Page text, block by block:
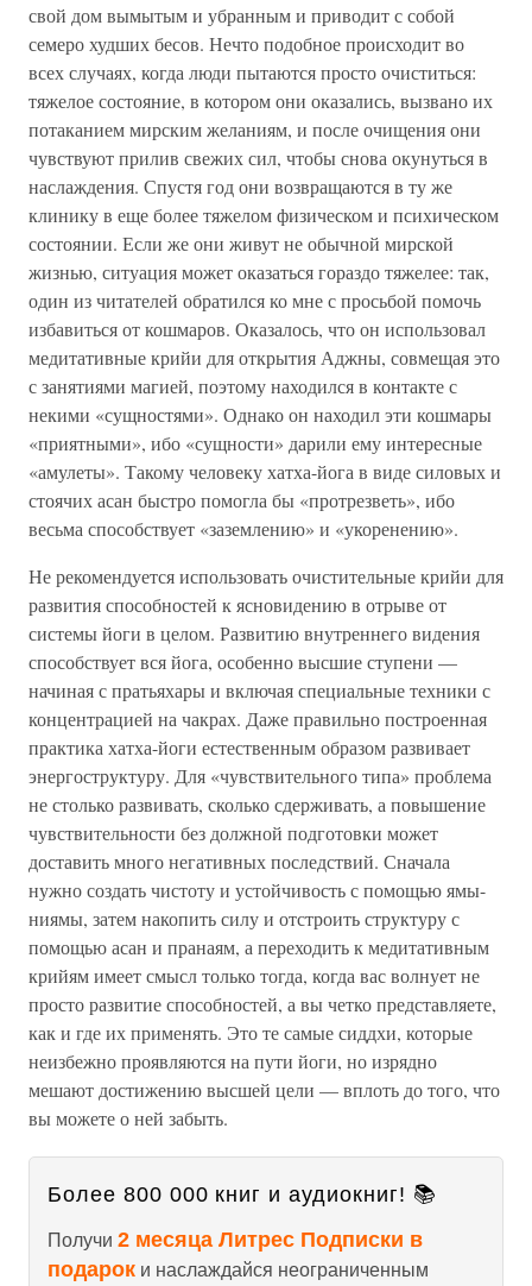
свой дом вымытым и убранным и приводит с собой
семеро худших бесов. Нечто подобное происходит во
всех случаях, когда люди пытаются просто очиститься:
тяжелое состояние, в котором они оказались, вызвано их
потаканием мирским желаниям, и после очищения они
чувствуют прилив свежих сил, чтобы снова окунуться в
наслаждения. Спустя год они возвращаются в ту же
клинику в еще более тяжелом физическом и психическом
состоянии. Если же они живут не обычной мирской
жизнью, ситуация может оказаться гораздо тяжелее: так,
один из читателей обратился ко мне с просьбой помочь
избавиться от кошмаров. Оказалось, что он использовал
медитативные крийи для открытия Аджны, совмещая это
с занятиями магией, поэтому находился в контакте с
некими «сущностями». Однако он находил эти кошмары
«приятными», ибо «сущности» дарили ему интересные
«амулеты». Такому человеку хатха-йога в виде силовых и
стоячих асан быстро помогла бы «протрезветь», ибо
весьма способствует «заземлению» и «укоренению».
Не рекомендуется использовать очистительные крийи для
развития способностей к ясновидению в отрыве от
системы йоги в целом. Развитию внутреннего видения
способствует вся йога, особенно высшие ступени —
начиная с пратьяхары и включая специальные техники с
концентрацией на чакрах. Даже правильно построенная
практика хатха-йоги естественным образом развивает
энергоструктуру. Для «чувствительного типа» проблема
не столько развивать, сколько сдерживать, а повышение
чувствительности без должной подготовки может
доставить много негативных последствий. Сначала
нужно создать чистоту и устойчивость с помощью ямы-
ниямы, затем накопить силу и отстроить структуру с
помощью асан и пранаям, а переходить к медитативным
крийям имеет смысл только тогда, когда вас волнует не
просто развитие способностей, а вы четко представляете,
как и где их применять. Это те самые сиддхи, которые
неизбежно проявляются на пути йоги, но изрядно
мешают достижению высшей цели — вплоть до того, что
вы можете о ней забыть.
Более 800 000 книг и аудиокниг! 📚
Получи 2 месяца Литрес Подписки в
подарок и наслаждайся неограниченным